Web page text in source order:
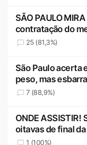
SÃO PAULO
contratação do
25 (81,3%)
São Paulo acerta
peso, mas
7 (88,9%)
ONDE ASSISTIR!
oitavas de final
1 (100%)